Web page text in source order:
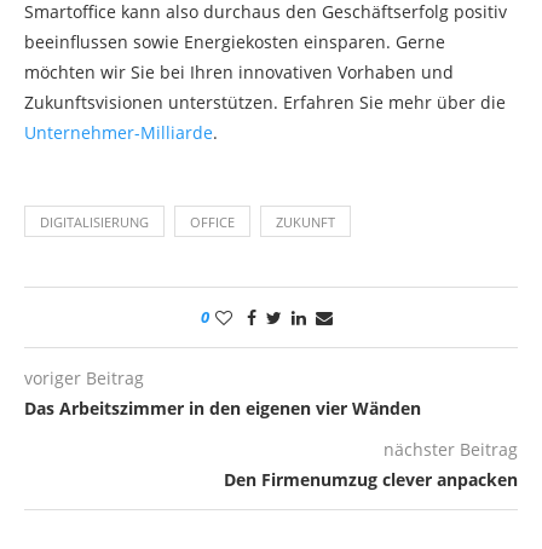
Smartoffice kann also durchaus den Geschäftserfolg positiv
beeinflussen sowie Energiekosten einsparen. Gerne
möchten wir Sie bei Ihren innovativen Vorhaben und
Zukunftsvisionen unterstützen. Erfahren Sie mehr über die
Unternehmer-Milliarde.
DIGITALISIERUNG OFFICE ZUKUNFT
0
voriger Beitrag
Das Arbeitszimmer in den eigenen vier Wänden
nächster Beitrag
Den Firmenumzug clever anpacken